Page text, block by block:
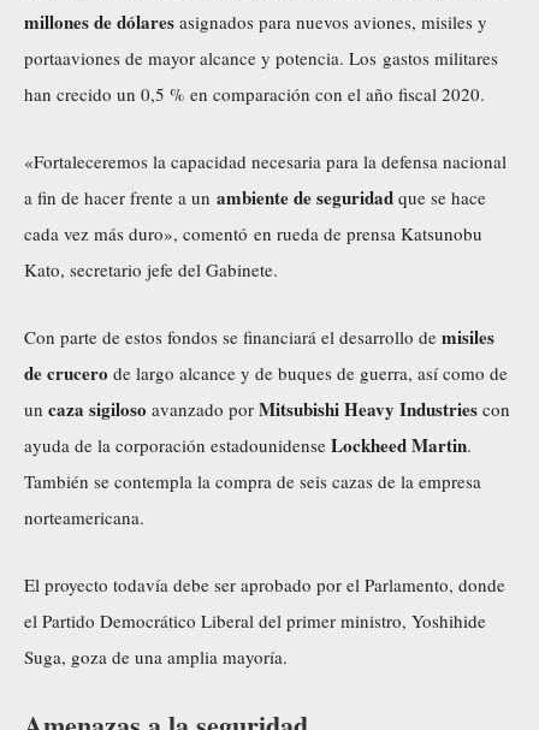
millones de dólares asignados para nuevos aviones, misiles y
portaaviones de mayor alcance y potencia. Los gastos militares
han crecido un 0,5 % en comparación con el año fiscal 2020.
«Fortaleceremos la capacidad necesaria para la defensa nacional
a fin de hacer frente a un ambiente de seguridad que se hace
cada vez más duro», comentó en rueda de prensa Katsunobu
Kato, secretario jefe del Gabinete.
Con parte de estos fondos se financiará el desarrollo de misiles
de crucero de largo alcance y de buques de guerra, así como de
un caza sigiloso avanzado por Mitsubishi Heavy Industries con
ayuda de la corporación estadounidense Lockheed Martin.
También se contempla la compra de seis cazas de la empresa
norteamericana.
El proyecto todavía debe ser aprobado por el Parlamento, donde
el Partido Democrático Liberal del primer ministro, Yoshihide
Suga, goza de una amplia mayoría.